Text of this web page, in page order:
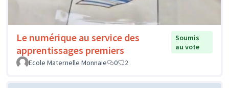
Le numérique au service des
apprentissages premiers
Soumis
au vote
Ecole Maternelle Monnaie
0 2